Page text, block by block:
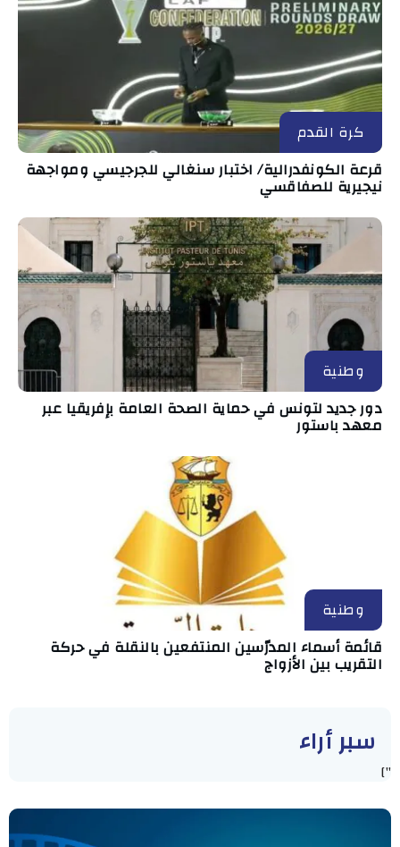
كرة القدم
قرعة الكونفدرالية/ اختبار سنغالي للجرجيسي ومواجهة
نيجيرية للصفاقسي
وطنية
دور جديد لتونس في حماية الصحة العامة بإفريقيا عبر
معهد باستور
وطنية
قائمة أسماء المدرّسين المنتفعين بالنقلة في حركة
التقريب بين الأزواج
سبر أراء
"]